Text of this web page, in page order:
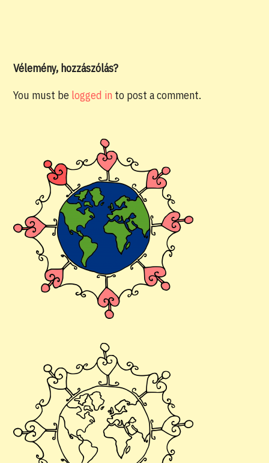
Vélemény, hozzászólás?
You must be logged in to post a comment.